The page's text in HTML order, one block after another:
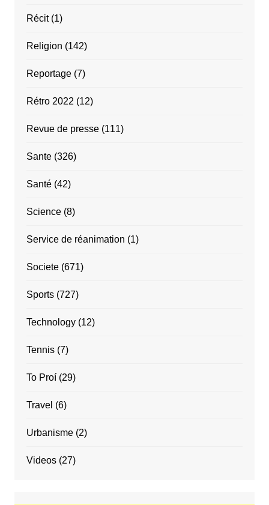
Récit(1)
Religion (142)
Reportage(7)
Rétro 2022 (12)
Revue de presse(111)
Sante(326)
Santé(42)
Science(8)
Service de réanimation (1)
Societe(671)
Sports(727)
Technology(12)
Tennis(7)
To Proí(29)
Travel (6)
Urbanisme(2)
Videos(27)